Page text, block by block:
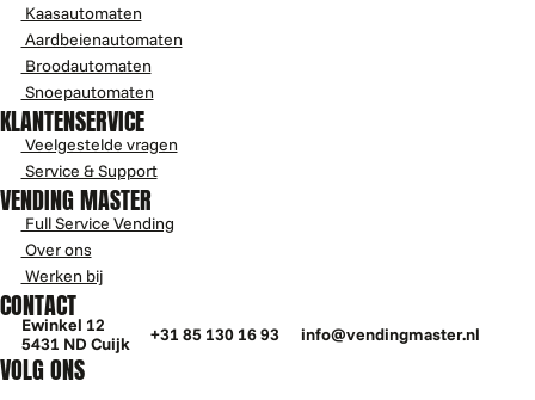
Kaasautomaten
Aardbeienautomaten
Broodautomaten
Snoepautomaten
KLANTENSERVICE
Veelgestelde vragen
Service & Support
VENDING MASTER
Full Service Vending
Over ons
Werken bij
CONTACT
Ewinkel 12
5431 ND Cuijk
+31 85 130 16 93 info@vendingmaster.nl
VOLG ONS